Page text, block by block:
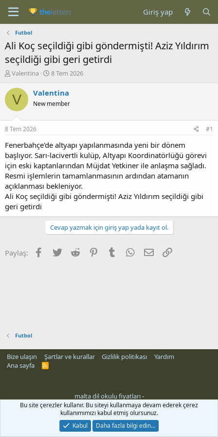
Giriş yap
Futbol
Ali Koç seçildiği gibi göndermişti! Aziz Yıldırım
seçildiği gibi geri getirdi
K
n
b
u
u
b
a
l
a
t
a
n
Valentina
B
ş
a
ç
t
a
r
i
h
i
8 Tem 2026
V Valentina
New member
8 Tem 2026 #1
Fenerbahçe'de altyapı yapılanmasında yeni bir dönem
başlıyor. Sarı-lacivertli kulüp, Altyapı Koordinatörlüğü görevi
için eski kaptanlarından Müjdat Yetkiner ile anlaşma sağladı.
Resmi işlemlerin tamamlanmasının ardından atamanın
açıklanması bekleniyor.
Ali Koç seçildiği gibi göndermişti! Aziz Yıldırım seçildiği gibi
geri getirdi
Cevap yazmak için giriş yap yada kayıt ol.
Paylaş: Facebook
Twitter Reddit PinterestTumblr WhatsApp
E-posta
Futbol
Bize ulaşın Şartlar ve kurallar Gizlilik politikası
Yardım
Ana sayfa
R
malta dil okulu fiyatları-
Bu site çerezler kullanır. Bu siteyi kullanmaya devam ederek çerez
kullanımımızı kabul etmiş olursunuz.
Kabul
Daha fazla bilgi edin…